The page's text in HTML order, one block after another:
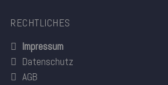
RECHTLICHES
Impressum
Datenschutz
AGB